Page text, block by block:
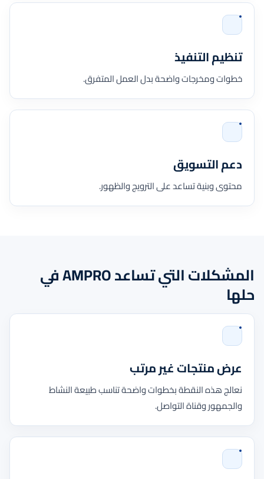
تنظيم التنفيذ
خطوات ومخرجات واضحة بدل العمل المتفرق.
دعم التسويق
محتوى وبنية تساعد على الترويج والظهور.
المشكلات التي تساعد AMPRO في
حلها
عرض منتجات غير مرتب
نعالج هذه النقطة بخطوات واضحة تناسب طبيعة النشاط
والجمهور وقناة التواصل.